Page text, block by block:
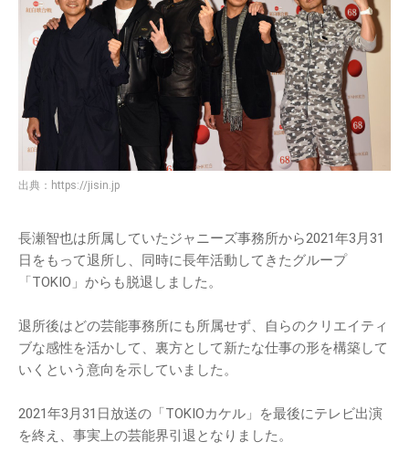
出典： https://jisin.jp
長瀬智也は所属していたジャニーズ事務所から2021年3月31
日をもって退所し、同時に長年活動してきたグループ
「TOKIO」からも脱退しました。
退所後はどの芸能事務所にも所属せず、自らのクリエイティ
ブな感性を活かして、裏方として新たな仕事の形を構築して
いくという意向を示していました。
2021年3月31日放送の「TOKIOカケル」を最後にテレビ出演
を終え、事実上の芸能界引退となりました。